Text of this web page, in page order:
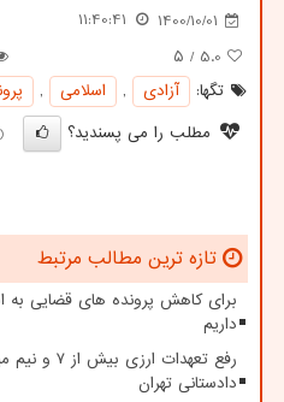
1400/10/01
11:40:41
5.0 / ۵
تگها:
آزادی , اسلامی ,
مطلب را می پسندید؟
(1)
تازه ترین مطالب مرتبط
برای کاهش پرونده های قضایی به
داریم
رفع تعهدات
دادستانی تهران